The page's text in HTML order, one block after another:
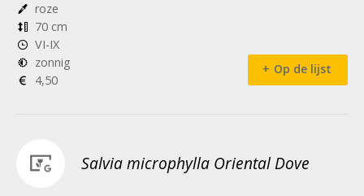
roze
70 cm
VI-IX
zonnig
4,50
Op de lijst
Salvia microphylla Oriental Dove